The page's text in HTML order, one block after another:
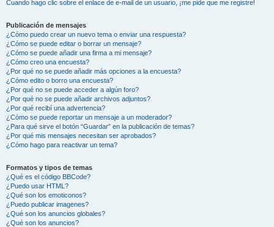
Cuando hago clic sobre el enlace de e-mail de un usuario, ¡me pide que me registre!
Publicación de mensajes
¿Cómo puedo crear un nuevo tema o enviar una respuesta?
¿Cómo se puede editar o borrar un mensaje?
¿Cómo se puede añadir una firma a mi mensaje?
¿Cómo creo una encuesta?
¿Por qué no se puede añadir más opciones a la encuesta?
¿Cómo edito o borro una encuesta?
¿Por qué no se puede acceder a algún foro?
¿Por qué no se puede añadir archivos adjuntos?
¿Por qué recibí una advertencia?
¿Cómo se puede reportar un mensaje a un moderador?
¿Para qué sirve el botón “Guardar” en la publicación de temas?
¿Por qué mis mensajes necesitan ser aprobados?
¿Cómo hago para reactivar un tema?
Formatos y tipos de temas
¿Qué es el código BBCode?
¿Puedo usar HTML?
¿Qué son los emoticonos?
¿Puedo publicar imagenes?
¿Qué son los anuncios globales?
¿Qué son los anuncios?